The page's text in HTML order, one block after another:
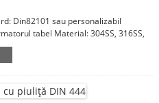
Din82101 sau personalizabil
tabel Material: 304SS, 316SS,